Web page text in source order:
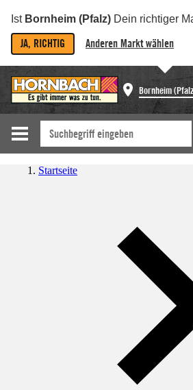
Ist Bornheim (Pfalz) Dein richtiger
JA, RICHTIG Anderen Markt wählen
Bornheim
Startseite